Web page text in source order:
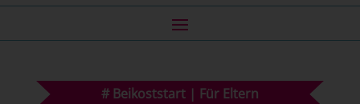
# Beikoststart| Für Eltern